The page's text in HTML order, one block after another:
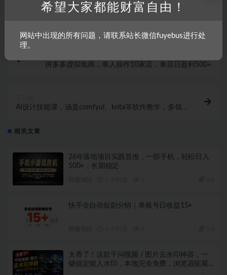
打赏 收藏 海报 链接
拼多多虚拟电商，单人操作10家店，单店日盈利500+
AI设计技能课，涵盖comfyui、krita等软件教学，多领
相关文章
26年落地项目实践首推，一部手机，轻松日入
500+，长期稳定
快手全自动短剧分销｜单账号日收益15+
太香了！这款千问视频 / 图片去水印神器，一
键搞定烦人水印，本地完全免费，浏览器拓展
希望大家都能财富自由！
网站中出现的所有问题，请联系站长微信fuyebus进行处
理。